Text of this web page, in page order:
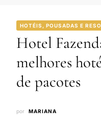
HOTÉIS, POUSADAS E
Hotel
melhores
de pacotes
por MARIANA